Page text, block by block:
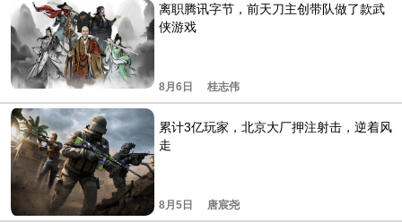
离职腾讯字节，前天刀主创带队做了款武
侠游戏
8月6日 桂志伟
累计3亿玩家，北京大厂押注射击，逆着风
走
8月5日 唐宸尧